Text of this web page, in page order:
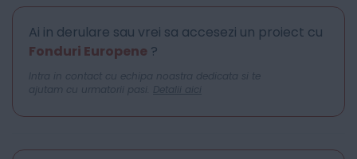
Ai in derulare sau vrei sa accesezi un proiect cu
Fonduri Europene ?
Intra in contact cu echipa noastra dedicata si te
ajutam cu urmatorii pasi. Detalii aici